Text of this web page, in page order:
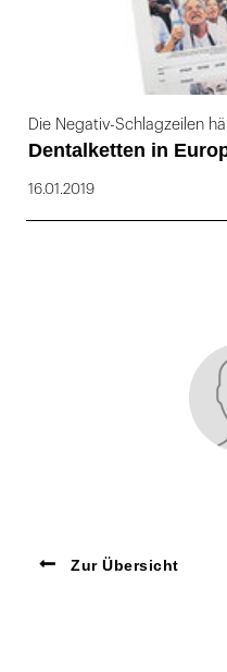
Die Negativ-Schlagzeilen
Dentalketten in
16.01.2019
Zur Übersicht